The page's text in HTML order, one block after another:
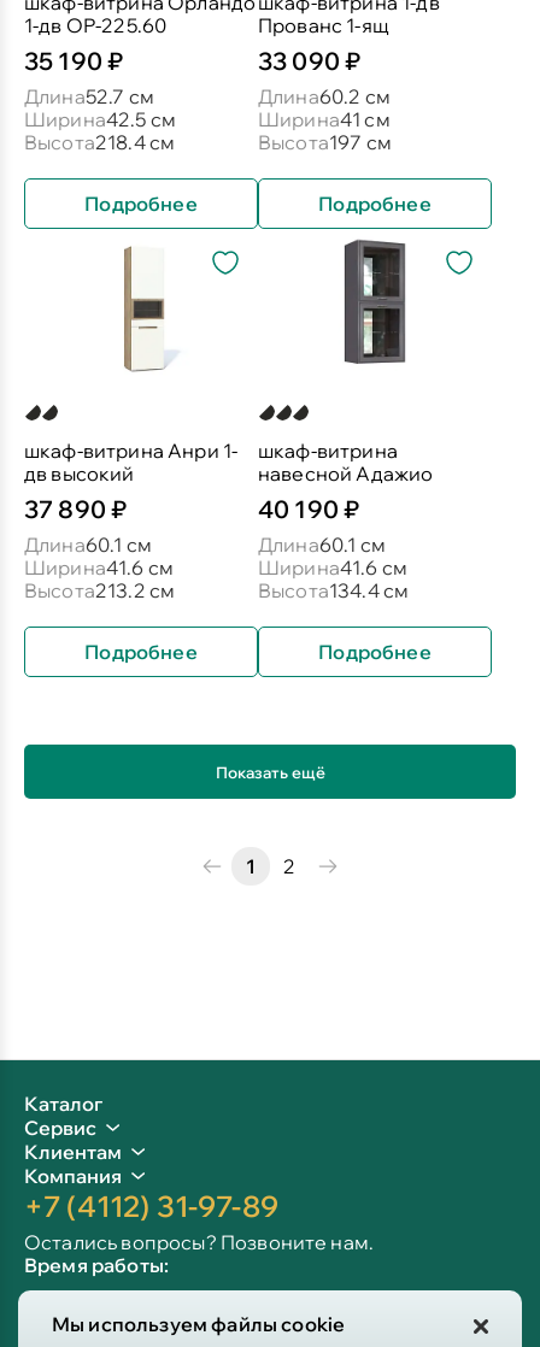
Мы используем файлы cookie
1-дв ОР-225.60
35 190 ₽
Длина52.7 см
Ширина42.5 см
Высота218.4 см
Подробнее
Прованс 1-ящ
33 090 ₽
Длина60.2 см
Ширина41 см
Высота197 см
Подробнее
шкаф-витрина Анри 1-
дв высокий
37 890 ₽
Длина60.1 см
Ширина41.6 см
Высота213.2 см
Подробнее
шкаф-витрина
навесной Адажио
40 190 ₽
Длина60.1 см
Ширина41.6 см
Высота134.4 см
Подробнее
Показать ещё
1 2
Каталог
Сервис
Клиентам
Компания
+7 (4112) 31-97-89
Остались вопросы? Позвоните нам.
Время работы:
Сб-вс: 10:00 - 19:00